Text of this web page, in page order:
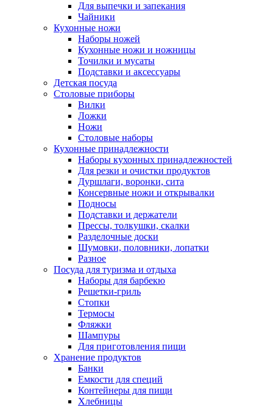
Для выпечки и запекания
Чайники
Кухонные ножи
Наборы ножей
Кухонные ножи и ножницы
Точилки и мусаты
Подставки и аксессуары
Детская посуда
Столовые приборы
Вилки
Ложки
Ножи
Столовые наборы
Кухонные принадлежности
Наборы кухонных принадлежностей
Для резки и очистки продуктов
Дуршлаги, воронки, сита
Консервные ножи и открывалки
Подносы
Подставки и держатели
Прессы, толкушки, скалки
Разделочные доски
Шумовки, половники, лопатки
Разное
Посуда для туризма и отдыха
Наборы для барбекю
Решетки-гриль
Стопки
Термосы
Фляжки
Шампуры
Для приготовления пищи
Хранение продуктов
Банки
Емкости для специй
Контейнеры для пищи
Хлебницы